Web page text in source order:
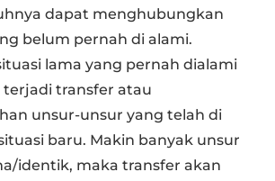
dapat menghubungkan
belum pernah di alami.
lama yang pernah dialami
terjadi transfer atau
unsur-unsur yang telah di
baru. Makin banyak unsur
identik, maka transfer akan